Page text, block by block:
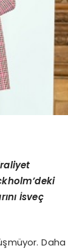
İsveç
Daha